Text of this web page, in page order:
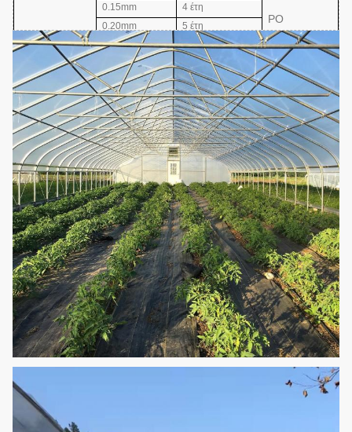
PO
0.15mm
4 έτη
0.20mm
5 έτη